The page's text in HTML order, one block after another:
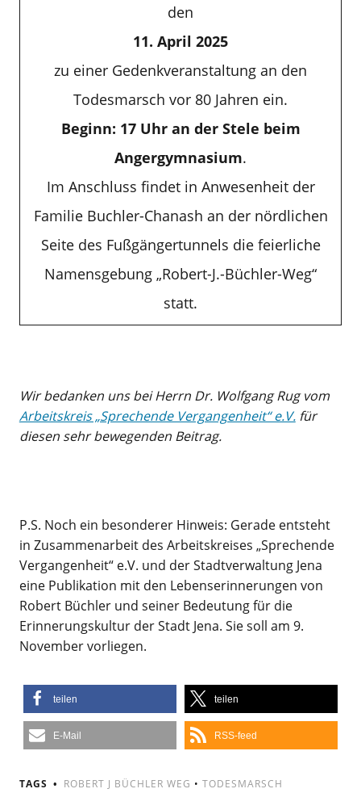
den
11. April 2025
zu einer Gedenkveranstaltung an den
Todesmarsch vor 80 Jahren ein.
Beginn: 17 Uhr an der Stele beim
Angergymnasium.
Im Anschluss findet in Anwesenheit der
Familie Buchler-Chanash an der nördlichen
Seite des Fußgängertunnels die feierliche
Namensgebung „Robert-J.-Büchler-Weg“
statt.
Wir bedanken uns bei Herrn Dr. Wolfgang Rug vom
Arbeitskreis „Sprechende Vergangenheit“ e.V.für
diesen sehr bewegenden Beitrag.
P.S. Noch ein besonderer Hinweis: Gerade entsteht
in Zusammenarbeit des Arbeitskreises „Sprechende
Vergangenheit“ e.V. und der Stadtverwaltung Jena
eine Publikation mit den Lebenserinnerungen von
Robert Büchler und seiner Bedeutung für die
Erinnerungskultur der Stadt Jena. Sie soll am 9.
November vorliegen.
teilen teilen
E-Mail RSS-feed
TAGS ROBERT J BÜCHLER WEG • TODESMARSCH